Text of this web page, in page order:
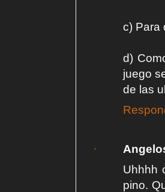
c) Para
d)
juego
de las
Uhhhh
pino.